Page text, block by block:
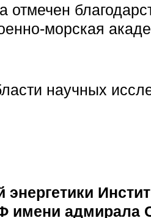
морская
научных
имени адмирала